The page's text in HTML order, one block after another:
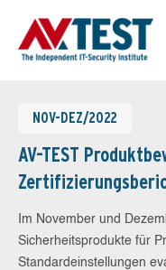
NOV-DEZ/2022
AV-TEST
Im November und
Sicherheitsprodukte für
Standardeinstellungen